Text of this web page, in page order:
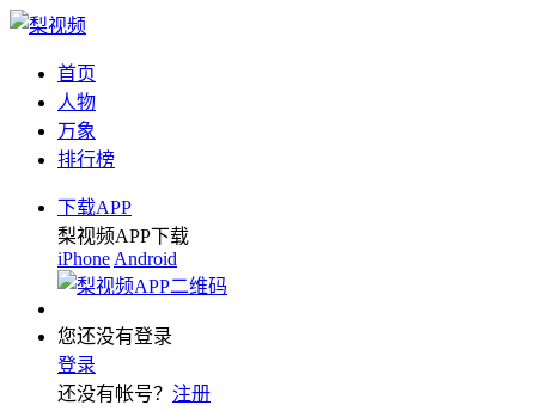
首页
人物
万象
排行榜
下载APP
梨视频APP下载
iPhone Android
您还没有登录
登录
还没有帐号？ 注册